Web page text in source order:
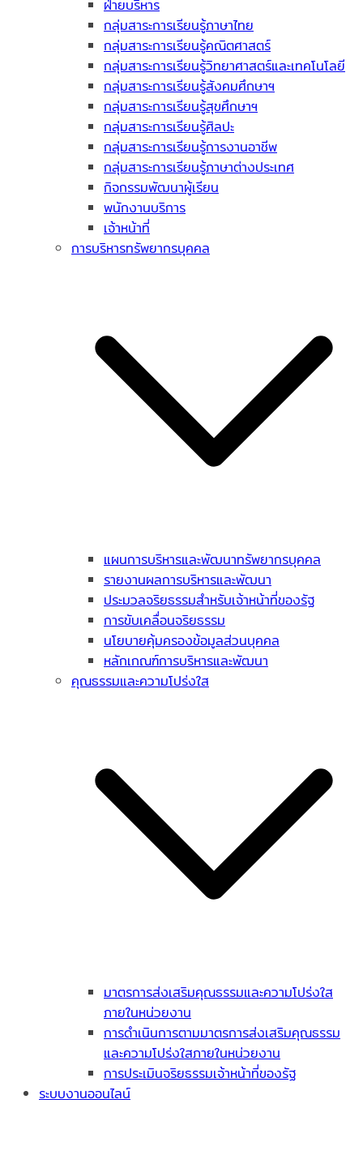
ฝ่ายบริหาร
กลุ่มสาระการเรียนรู้ภาษาไทย
กลุ่มสาระการเรียนรู้คณิตศาสตร์
กลุ่มสาระการเรียนรู้วิทยาศาสตร์และเทคโนโลยี
กลุ่มสาระการเรียนรู้สังคมศึกษาฯ
กลุ่มสาระการเรียนรู้สุขศึกษาฯ
กลุ่มสาระการเรียนรู้ศิลปะ
กลุ่มสาระการเรียนรู้การงานอาชีพ
กลุ่มสาระการเรียนรู้ภาษาต่างประเทศ
กิจกรรมพัฒนาผู้เรียน
พนักงานบริการ
เจ้าหน้าที่
การบริหารทรัพยากรบุคคล
แผนการบริหารและพัฒนาทรัพยากรบุคคล
รายงานผลการบริหารและพัฒนา
ประมวลจริยธรรมสำหรับเจ้าหน้าที่ของรัฐ
การขับเคลื่อนจริยธรรม
นโยบายคุ้มครองข้อมูลส่วนบุคคล
หลักเกณฑ์การบริหารและพัฒนา
คุณธรรมและความโปร่งใส
มาตรการส่งเสริมคุณธรรมและความโปร่งใส
ภายในหน่วยงาน
การดำเนินการตามมาตรการส่งเสริมคุณธรรม
และความโปร่งใสภายในหน่วยงาน
การประเมินจริยธรรมเจ้าหน้าที่ของรัฐ
ระบบงานออนไลน์